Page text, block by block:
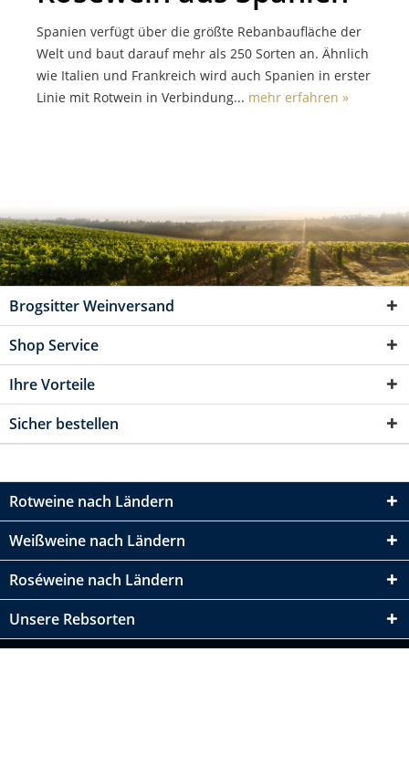
Spanien verfügt über die größte Rebanbaufläche der
Welt und baut darauf mehr als 250 Sorten an. Ähnlich
wie Italien und Frankreich wird auch Spanien in erster
Linie mit Rotwein in Verbindung... mehr erfahren »
Brogsitter Weinversand
Shop Service
Ihre Vorteile
Sicher bestellen
Rotweine nach Ländern
Weißweine nach Ländern
Roséweine nach Ländern
Unsere Rebsorten